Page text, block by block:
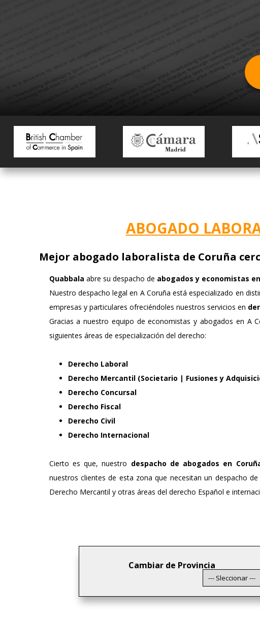
ABOGADO
Mejor abogado laboralista de Coruña
Quabbala abre su despacho de abogados y economistas
Nuestro despacho legal en A Coruña está especializado en
empresas y particulares ofreciéndoles nuestros servicios en
Gracias a nuestro equipo de economistas y abogados en A
siguientes áreas de especialización del derecho:
Derecho Laboral
Derecho Mercantil (Societario | Fusiones y
Derecho Concursal
Derecho Fiscal
Derecho Civil
Derecho Internacional
Cierto es que, nuestro despacho de abogados en
nuestros clientes de esta zona que necesitan un despacho
Derecho Mercantil y otras áreas del derecho Español e
Cambiar de Provincia